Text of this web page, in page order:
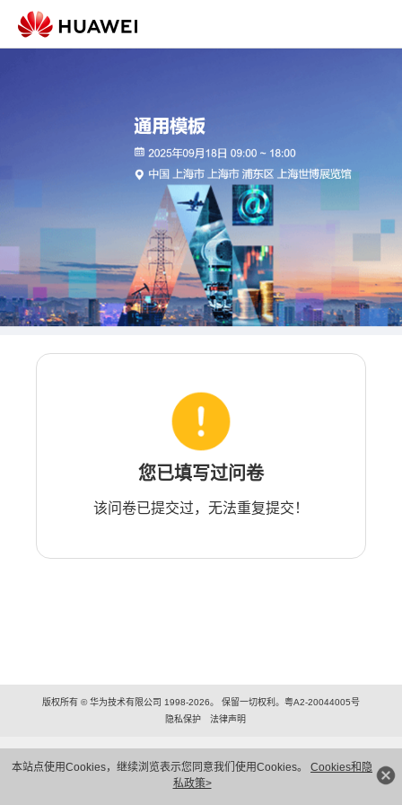
本站点使用Cookies，继续浏览表示您同意我们使用Cookies。 Cookies和隐
私政策>
您已填写过问卷
该问卷已提交过，无法重复提交！
版权所有 © 华为技术有限公司 1998-2026。 保留一切权利。粤A2-20044005号
隐私保护
法律声明